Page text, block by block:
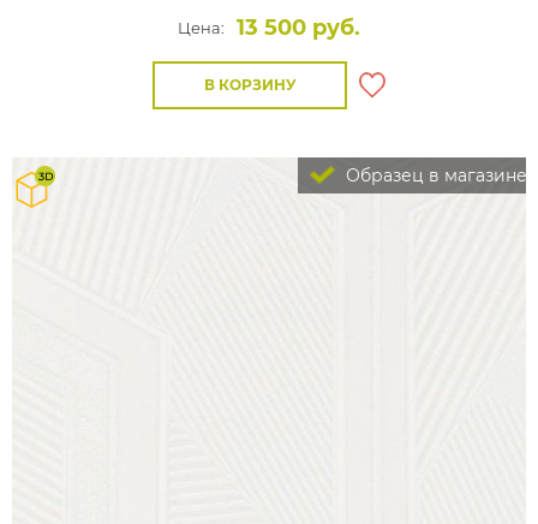
Цена:
13 500 руб.
В КОРЗИНУ
Образец в магазине